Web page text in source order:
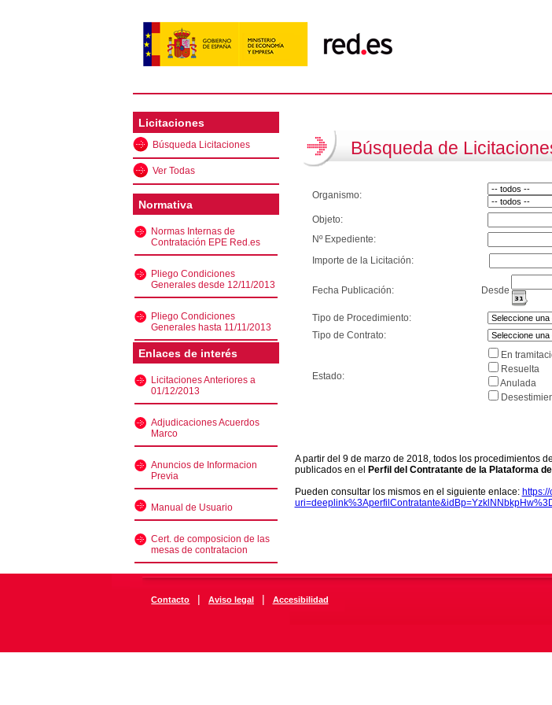
Licitaciones
Búsqueda Licitaciones
Ver Todas
Normativa
Normas Internas de
Contratación EPE Red.es
Pliego Condiciones
Generales desde 12/11/2013
Pliego Condiciones
Generales hasta 11/11/2013
Enlaces de interés
Licitaciones Anteriores a
01/12/2013
Adjudicaciones Acuerdos
Marco
Anuncios de Informacion
Previa
Manual de Usuario
Cert. de composicion de las
mesas de contratacion
Búsqueda de
Organismo:
Objeto:
Nº Expediente:
Importe de la Licitación:
Fecha Publicación: Desde
Tipo de Procedimiento:
Tipo de Contrato:
Estado:
En
Resuelta
Anulada
A partir del 9 de marzo de 2018, todos los procedimientos
publicados en el
Perfil del Contratante de la Plataforma
Pueden consultar los mismos en el siguiente enlace:
Contacto | Aviso legal | Accesibilidad